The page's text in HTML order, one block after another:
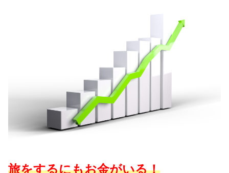
旅をするにもお金がいる！